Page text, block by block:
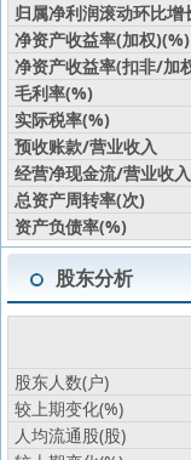
归属净利润滚动环比增
净资产收益率(加权)(%)
净资产收益率(扣非/加
毛利率(%)
实际税率(%)
预收账款/营业收入
经营净现金流/营业收入
总资产周转率(次)
资产负债率(%)
股东分析
股东人数(户)
较上期变化(%)
人均流通股(股)